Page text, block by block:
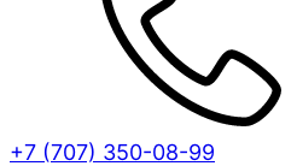
+7 (707) 350-08-99